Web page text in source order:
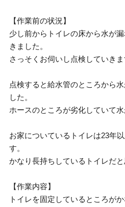
【作業前の状況】
少し前からトイレの床から水が
きました。
さっそくお伺いし点検していきま
点検すると給水管のところから
した。
ホースのところが劣化していて
お家についているトイレは23年
す。
かなり長持ちしているトイレだと
【作業内容】
トイレを固定しているところが